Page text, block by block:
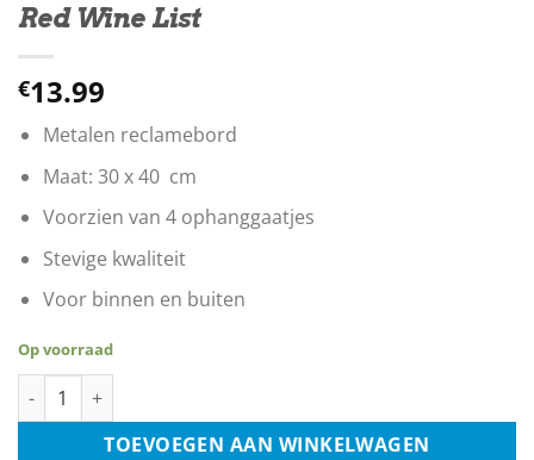
Red Wine List
€13.99
Metalen reclamebord
Maat: 30 x 40 cm
Voorzien van 4 ophanggaatjes
Stevige kwaliteit
Voor binnen en buiten
Op voorraad
Red Wine List aantal
TOEVOEGEN AAN WINKELWAGEN